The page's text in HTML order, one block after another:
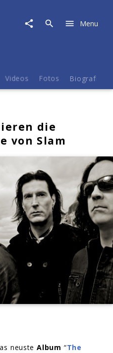
Menu
Videos Fotos Biografie
die
von Slam
neusteAlbum “The